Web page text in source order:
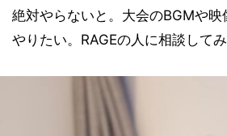
絶対やらないと。大会のBGMや
やりたい。RAGEの人に相談してみ